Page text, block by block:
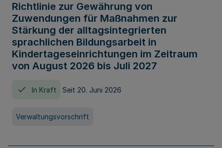
Richtlinie zur Gewährung von
Zuwendungen für Maßnahmen zur
Stärkung der alltagsintegrierten
sprachlichen Bildungsarbeit in
Kindertageseinrichtungen im Zeitraum
von August 2026 bis Juli 2027
In Kraft Seit 20. Juni 2026
Verwaltungsvorschrift